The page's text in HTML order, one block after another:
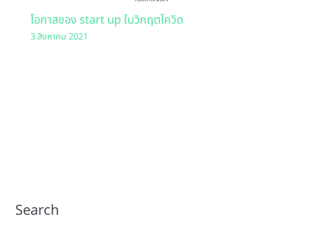
โอกาสของ start up ในวิกฤตโควิด
3 สิงหาคม 2021
Search